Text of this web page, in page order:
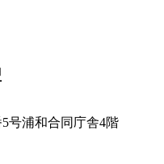
号浦和合同庁舎4階